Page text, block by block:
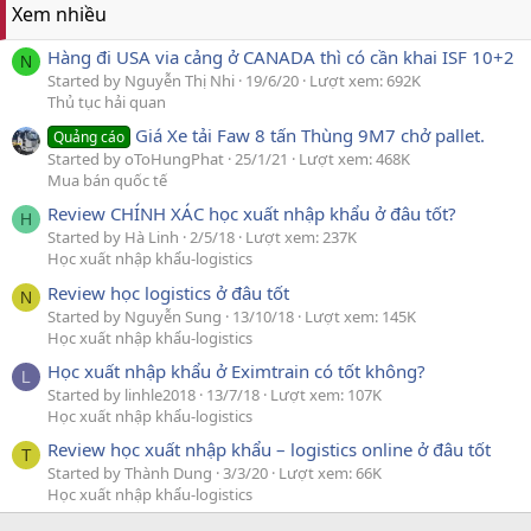
Xem nhiều
N Hàng đi USA via cảng ở CANADA thì có cần khai ISF 10+2
Started by Nguyễn Thị Nhi 19/6/20 Lượt xem: 692K
Thủ tục hải quan
Quảng cáo Giá Xe tải Faw 8 tấn Thùng 9M7 chở pallet.
Started by oToHungPhat 25/1/21
Lượt xem: 468K
Mua bán quốc tế
H Review CHÍNH XÁC học xuất nhập khẩu ở đâu tốt?
Started by Hà Linh 2/5/18 Lượt xem: 237K
Học xuất nhập khẩu-logistics
N Review học logistics ở đâu tốt
Started by Nguyễn Sung 13/10/18 Lượt xem: 145K
Học xuất nhập khẩu-logistics
L Học xuất nhập khẩu ở Eximtrain có tốt không?
Started by linhle2018 13/7/18 Lượt xem: 107K
Học xuất nhập khẩu-logistics
T Review học xuất nhập khẩu – logistics online ở đâu tốt
Started by Thành Dung 3/3/20 Lượt xem: 66K
Học xuất nhập khẩu-logistics